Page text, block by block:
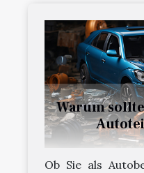
Warum
Ob Sie als